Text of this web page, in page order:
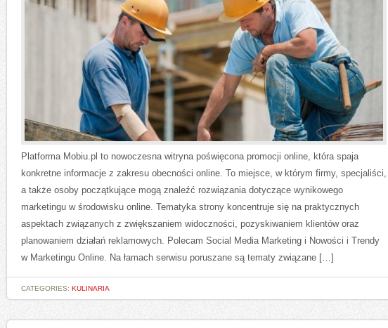
Platforma Mobiu.pl to nowoczesna witryna poświęcona promocji online, która spaja
konkretne informacje z zakresu obecności online. To miejsce, w którym firmy, specjaliści,
a także osoby początkujące mogą znaleźć rozwiązania dotyczące wynikowego
marketingu w środowisku online. Tematyka strony koncentruje się na praktycznych
aspektach związanych z zwiększaniem widoczności, pozyskiwaniem klientów oraz
planowaniem działań reklamowych. Polecam Social Media Marketing i Nowości i Trendy
w Marketingu Online. Na łamach serwisu poruszane są tematy związane […]
CATEGORIES: KULINARIA